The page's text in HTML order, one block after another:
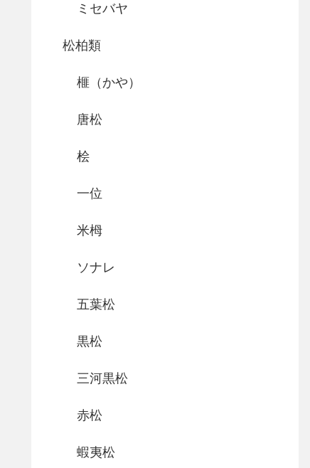
ミセバヤ
松柏類
榧（かや）
唐松
桧
一位
米栂
ソナレ
五葉松
黒松
三河黒松
赤松
蝦夷松